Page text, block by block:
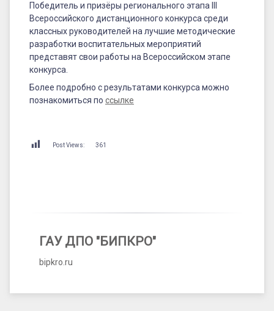
Победитель и призёры регионального этапа III
Всероссийского дистанционного конкурса среди
классных руководителей на лучшие методические
разработки воспитательных мероприятий
представят свои работы на Всероссийском этапе
конкурса.
Более подробно с результатами конкурса можно
познакомиться по ссылке
Post Views: 361
ГАУ ДПО "БИПКРО"
bipkro.ru